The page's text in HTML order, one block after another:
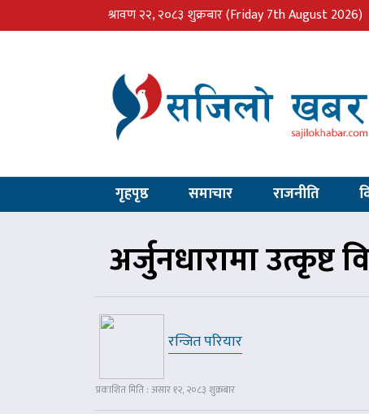
श्रावण २२, २०८३ शुक्रबार(Friday 7th August 2026)
गृहपृष्ठ समाचार राजनीति
अर्जुनधारामा उत्कृष्ट
रन्जित परियार
प्रकाशित मिति : असार १२, २०८३ शुक्रबार